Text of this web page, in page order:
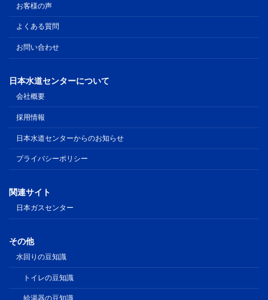
お客様の声
よくある質問
お問い合わせ
日本水道センターについて
会社概要
採用情報
日本水道センターからのお知らせ
プライバシーポリシー
関連サイト
日本ガスセンター
その他
水回りの豆知識
トイレの豆知識